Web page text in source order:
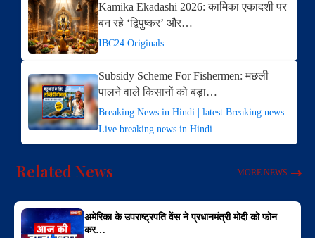
Kamika Ekadashi 2026: कामिका एकादशी पर
बन रहे ‘द्विपुष्कर’ और…
IBC24 Originals
Subsidy Scheme For Fishermen: मछली
पालने वाले किसानों को बड़ा…
Breaking News in Hindi | latest Breaking news |
Live breaking news in Hindi
Related News MORE NEWS
अमेरिका के उपराष्ट्रपति वेंस ने प्रधानमंत्री मोदी को फोन
कर…